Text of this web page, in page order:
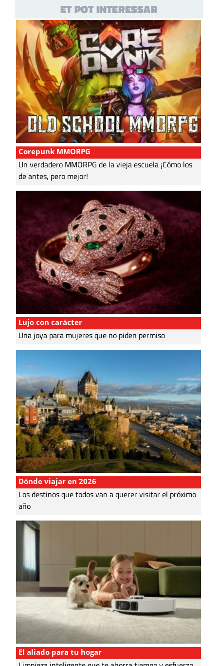
ET POT INTERESSAR
Corepunk MMORPG
Un verdadero MMORPG de la vieja escuela ¡Cómo los
de antes, pero mejor!
Lujo con carácter
Una joya para mujeres que no piden permiso
Dónde viajar en 2026
Los destinos que todos van a querer visitar el próximo
año
El aliado para tu hogar